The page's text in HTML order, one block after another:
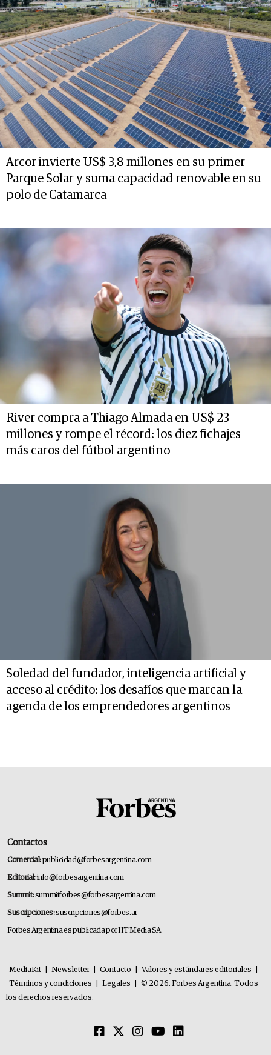
Arcor invierte US$ 3,8 millones en su primer
Parque Solar y suma capacidad renovable en su
polo de Catamarca
River compra a Thiago Almada en US$ 23
millones y rompe el récord: los diez fichajes
más caros del fútbol argentino
Soledad del fundador, inteligencia artificial y
acceso al crédito: los desafíos que marcan la
agenda de los emprendedores argentinos
Contactos
Comercial:publicidad@forbesargentina.com
Editorial:info@forbesargentina.com
Summit:summitforbes@forbesargentina.com
Suscripciones:suscripciones@forbes.ar
Forbes Argentina es publicada por HT Media SA.
MediaKit Newsletter Contacto Valores y estándares editoriales
Términos y condiciones
Legales
© 2026. Forbes Argentina. Todos
los derechos reservados.